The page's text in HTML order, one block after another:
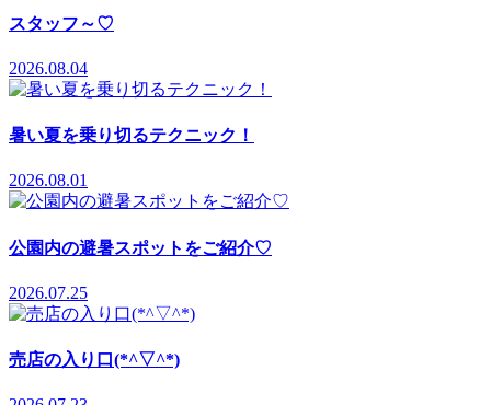
スタッフ～♡
2026.08.04
暑い夏を乗り切るテクニック！
2026.08.01
公園内の避暑スポットをご紹介♡
2026.07.25
売店の入り口(*^▽^*)